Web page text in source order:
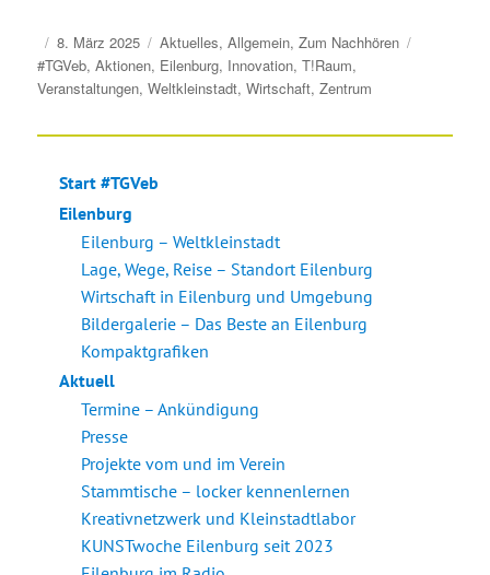
Veröffentlicht
am
8. März 2025 Kategorien
Aktuelles,Allgemein,Zum Nachhören
#TGVeb,Aktionen, Eilenburg, Innovation,T!Raum,
Veranstaltungen,Weltkleinstadt,Wirtschaft,Zentrum
Start #TGVeb
Eilenburg
Eilenburg – Weltkleinstadt
Lage, Wege, Reise – Standort Eilenburg
Wirtschaft in Eilenburg und Umgebung
Bildergalerie – Das Beste an Eilenburg
Kompaktgrafiken
Aktuell
Termine – Ankündigung
Presse
Projekte vom und im Verein
Stammtische – locker kennenlernen
Kreativnetzwerk und Kleinstadtlabor
KUNSTwoche Eilenburg seit 2023